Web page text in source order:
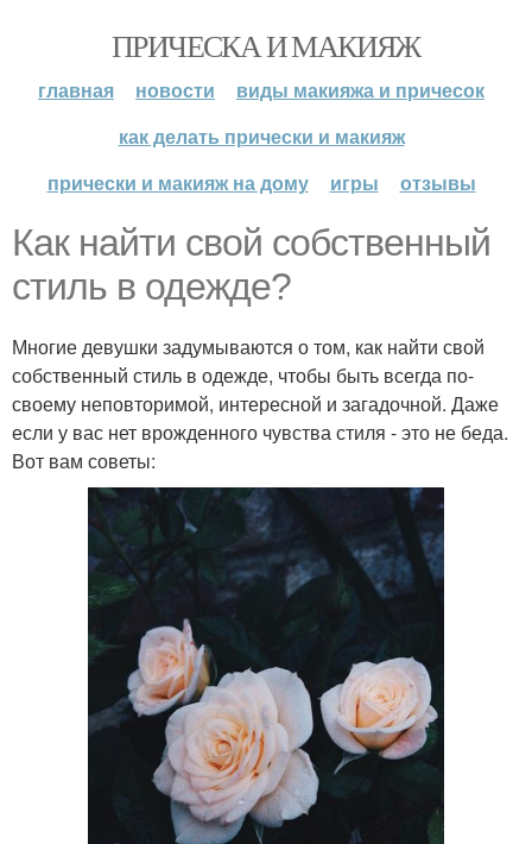
ПРИЧЕСКА И МАКИЯЖ
главная новости
виды макияжа и причесок
как делать прически и макияж
прически и макияж на дому
игры отзывы
Как найти свой собственный
стиль в одежде?
Многие девушки задумываются о том, как найти свой
собственный стиль в одежде, чтобы быть всегда по-
своему неповторимой, интересной и загадочной. Даже
если у вас нет врожденного чувства стиля - это не беда.
Вот вам советы: